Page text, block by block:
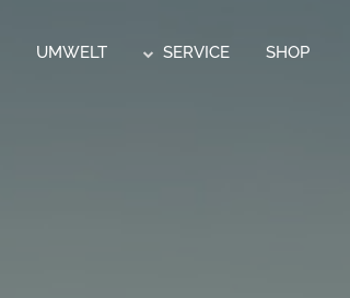
UMWELT SERVICE SHOP